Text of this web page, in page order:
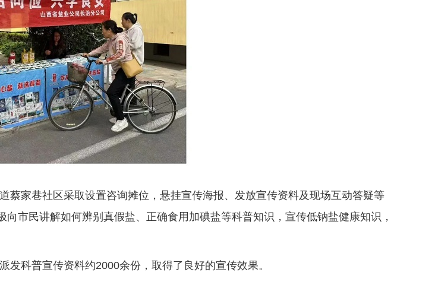
家巷社区采取设置咨询摊位，悬挂宣传海报、发放宣传资料及现场互动答疑等
市民讲解如何辨别真假盐、正确食用加碘盐等科普知识，宣传低钠盐健康知识，
发科普宣传资料约2000余份，取得了良好的宣传效果。